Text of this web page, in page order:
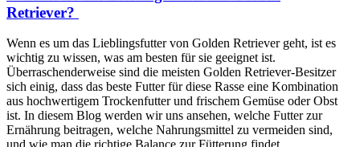
Retriever?
Wenn es um das Lieblingsfutter von Golden Retriever geht, ist es
wichtig zu wissen, was am besten für sie geeignet ist.
Überraschenderweise sind die meisten Golden Retriever-Besitzer
sich einig, dass das beste Futter für diese Rasse eine Kombination
aus hochwertigem Trockenfutter und frischem Gemüse oder Obst
ist. In diesem Blog werden wir uns ansehen, welche Futter zur
Ernährung beitragen, welche Nahrungsmittel zu vermeiden sind,